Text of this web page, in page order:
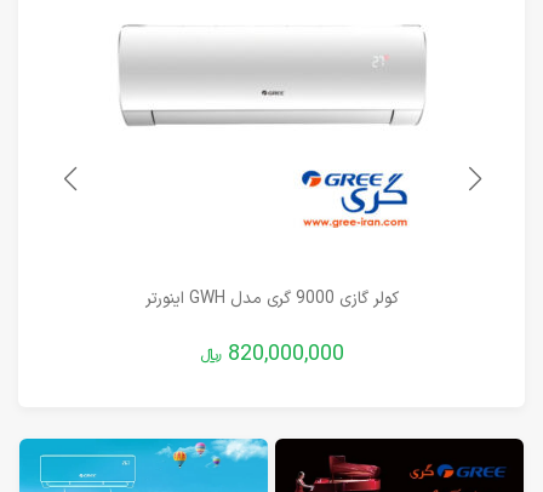
کولر گازی 9000 گری مدل GWH اینورتر
820,000,000 ﷼